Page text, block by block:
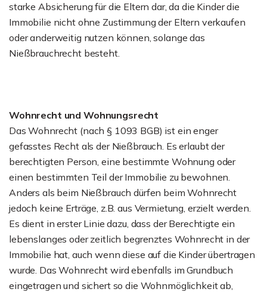
starke Absicherung für die Eltern dar, da die Kinder die
Immobilie nicht ohne Zustimmung der Eltern verkaufen
oder anderweitig nutzen können, solange das
Nießbrauchrecht besteht.
Wohnrecht und Wohnungsrecht
Das Wohnrecht (nach § 1093 BGB) ist ein enger
gefasstes Recht als der Nießbrauch. Es erlaubt der
berechtigten Person, eine bestimmte Wohnung oder
einen bestimmten Teil der Immobilie zu bewohnen.
Anders als beim Nießbrauch dürfen beim Wohnrecht
jedoch keine Erträge, z.B. aus Vermietung, erzielt werden.
Es dient in erster Linie dazu, dass der Berechtigte ein
lebenslanges oder zeitlich begrenztes Wohnrecht in der
Immobilie hat, auch wenn diese auf die Kinder übertragen
wurde. Das Wohnrecht wird ebenfalls im Grundbuch
eingetragen und sichert so die Wohnmöglichkeit ab,